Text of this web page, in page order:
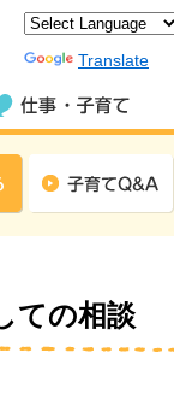
Translate
ての相談